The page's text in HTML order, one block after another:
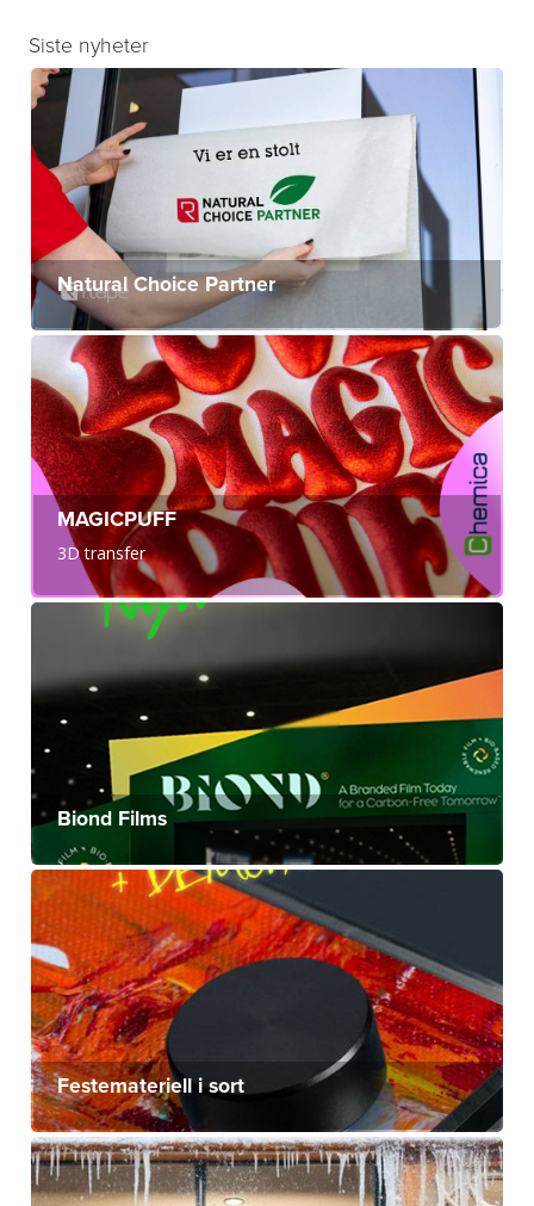
Siste nyheter
Natural Choice Partner
MAGICPUFF
3D transfer
Biond Films
Festemateriell i sort